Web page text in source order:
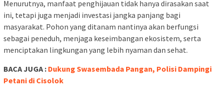
Menurutnya, manfaat penghijauan tidak hanya dirasakan saat
ini, tetapi juga menjadi investasi jangka panjang bagi
masyarakat. Pohon yang ditanam nantinya akan berfungsi
sebagai peneduh, menjaga keseimbangan ekosistem, serta
menciptakan lingkungan yang lebih nyaman dan sehat.
BACA JUGA : Dukung Swasembada Pangan, Polisi Dampingi
Petani di Cisolok